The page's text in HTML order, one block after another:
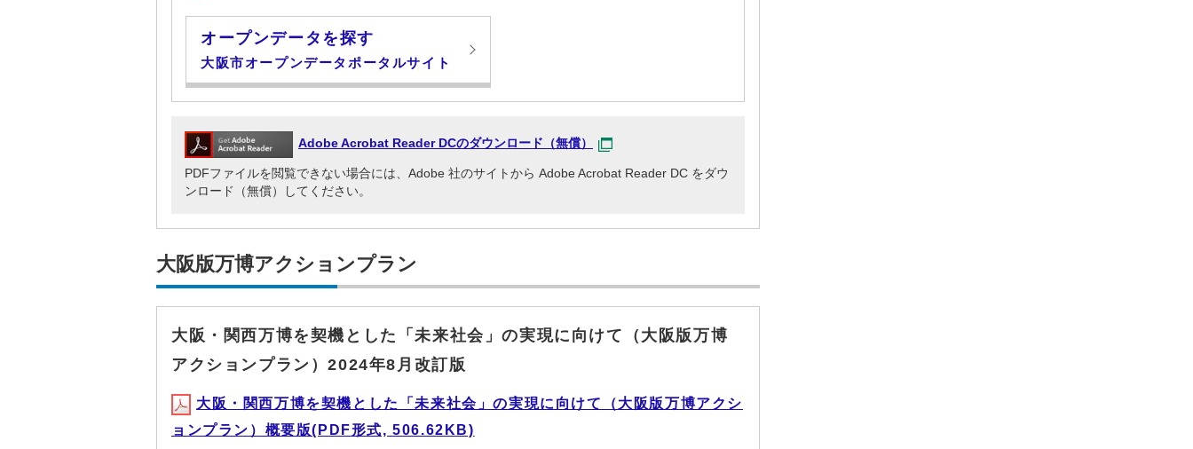
オープンデータを探す
大阪市オープンデータポータルサイト
Adobe Acrobat Reader DCのダウンロード（無償）
PDFファイルを閲覧できない場合には、Adobe 社のサイトから Adobe Acrobat Reader DC をダウ
ンロード（無償）してください。
大阪版万博アクションプラン
大阪・関西万博を契機とした「未来社会」の実現に向けて（大阪版万博
アクションプラン）2024年8月改訂版
大阪・関西万博を契機とした「未来社会」の実現に向けて（大阪版万博アクシ
ョンプラン）概要版(PDF形式, 506.62KB)